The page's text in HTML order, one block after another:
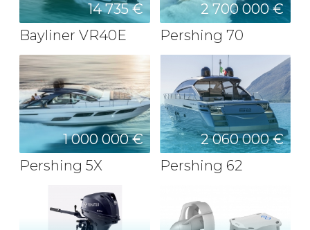
14 735 €
Bayliner VR40E
2 700 000 €
Pershing 70
1 000 000 €
Pershing 5X
2 060 000 €
Pershing 62